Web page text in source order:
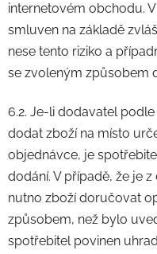
internetovém obchodu.
smluven na základě
nese tento riziko a
se zvoleným způsobem
6.2. Je-li dodavatel
dodat zboží na místo
objednávce, je
dodání. V případě, že je
nutno zboží doručovat
způsobem, než bylo
spotřebitel povinen